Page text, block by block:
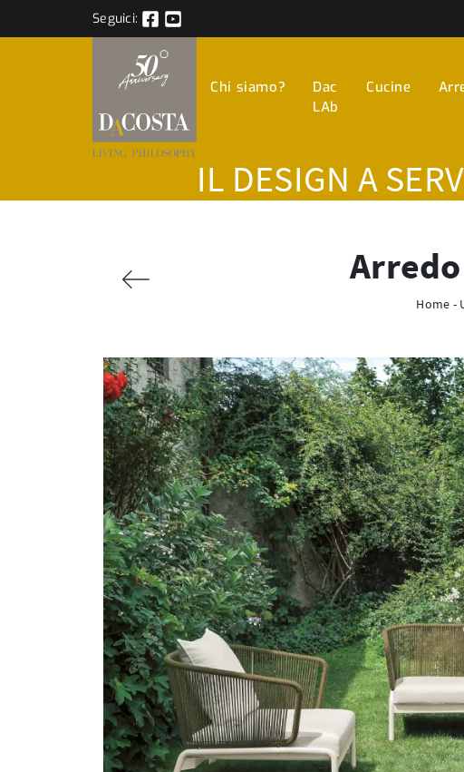
Seguici:
Chi siamo?
Dac
LAb
Cucine
IL DESIGN A
Home -